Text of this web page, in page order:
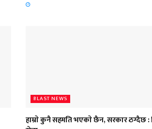
BLAST NEWS
हाम्राे कुनै सहमति भएकाे छैन, सरकार ठग्दैछ :